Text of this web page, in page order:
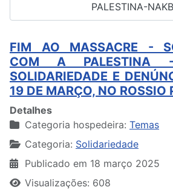
PALESTINA-
FIM AO MASSACRE -
COM A PALESTINA
SOLIDARIEDADE E
19 DE MARÇO, NO ROSSIO
Detalhes
Categoria hospedeira: Temas
Categoria: Solidariedade
Publicado em 18 março 2025
Visualizações: 608